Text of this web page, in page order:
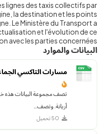
lignes des taxis collectifs par
la destination et les points
Le Ministère du Transport a
et l'évolution de ce
avec les parties concernées.
البيانات والموارد
مسارات التاكسي
تصف مجموعة البيانات هذه
أريانة. وتصف…